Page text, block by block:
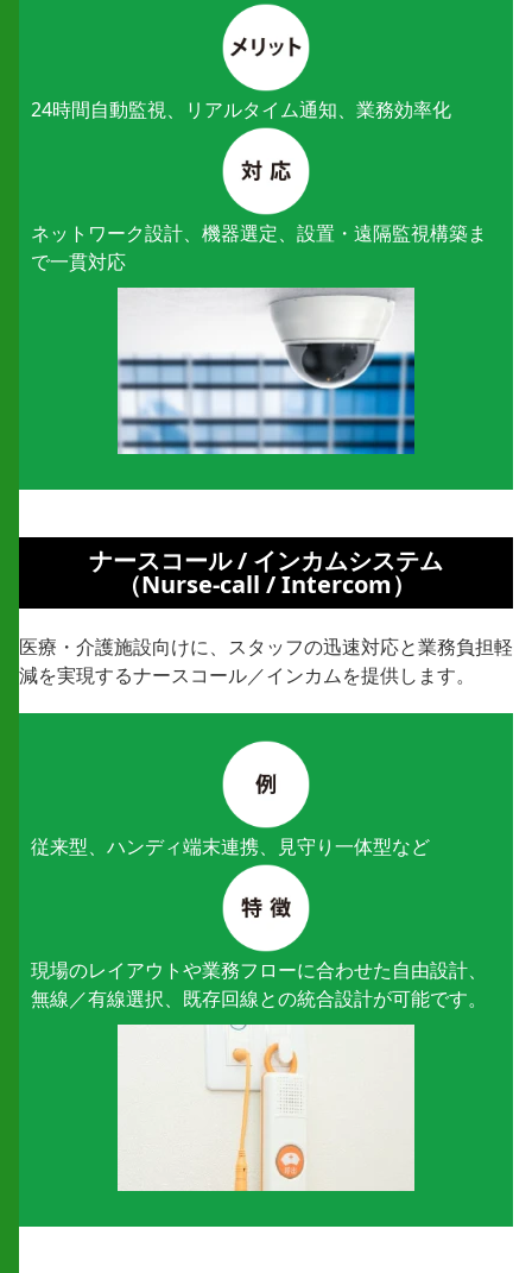
24時間自動監視、リアルタイム通知、 業務効率化
ネットワーク設計、機器選定、 設置・遠隔監視構築ま
で一貫対応
ナースコール / インカムシステム
（Nurse-call / Intercom）
医療・介護施設向けに、スタッフの迅速対応と業務負担軽
減を実現するナースコール／インカムを提供します。
従来型、ハンディ端末連携、 見守り一体型など
現場のレイアウトや業務フローに合わせた自由設計、
無線／有線選択、既存回線との統合設計が可能です。